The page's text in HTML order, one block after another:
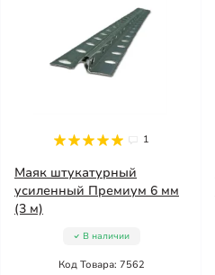
1
Маяк штукатурный
усиленный Премиум 6 мм
(3 м)
В наличии
Код Товара: 7562